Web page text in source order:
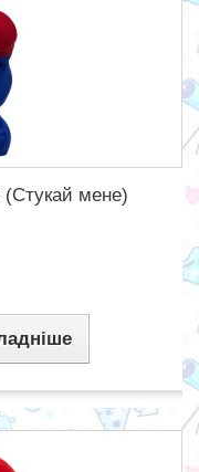
(Стукай мене)